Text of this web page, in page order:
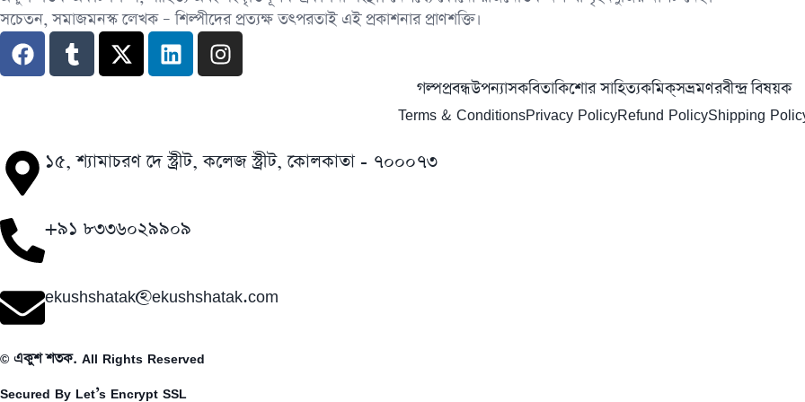
সচেতন, সমাজমনস্ক লেখক – শিল্পীদের প্রত্যক্ষ তৎপরতাই এই প্রকাশনার প্রাণশক্তি।
গল্পপ্রবন্ধউপন্যাসকবিতাকিশোর সাহিত্যকমিক্‌সভ্রমণরবীন্দ্র বিষয়ক
Terms & ConditionsPrivacy PolicyRefund PolicyShipping
১৫, শ্যামাচরণ দে স্ট্রীট, কলেজ স্ট্রীট, কোলকাতা - ৭০০০৭৩
+৯১ ৮৩৩৬০২৯৯০৯
ekushshatak@ekushshatak.com
© একুশ শতক. All Rights Reserved
Secured By Let’s Encrypt SSL